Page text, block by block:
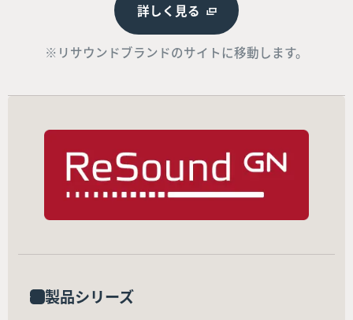
詳しく見る
※リサウンドブランドのサイトに移動します。
製品シリーズ